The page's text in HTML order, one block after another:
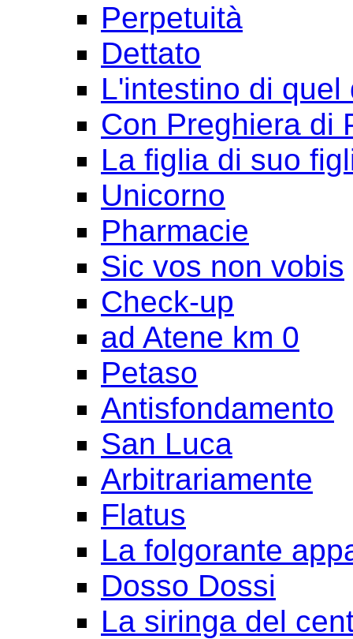
Perpetuità
Dettato
L'intestino di
Con Preghiera di
La figlia di suo
Unicorno
Pharmacie
Sic vos non vobis
Check-up
ad Atene km 0
Petaso
Antisfondamento
San Luca
Arbitrariamente
Flatus
La folgorante
Dosso Dossi
La siringa del